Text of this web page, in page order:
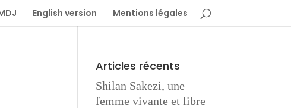
English version Mentions légales
Articles récents
Shilan Sakezi, une
femme vivante et libre